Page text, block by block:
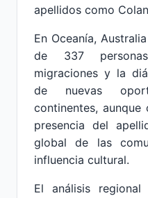
apellidos como
En Oceanía,
de 337
migraciones y la
de nuevas
continentes, aunque
presencia del
global de las
influencia cultural.
El análisis